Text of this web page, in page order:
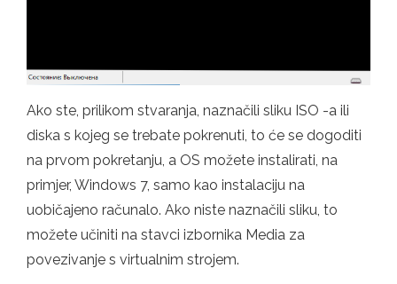
Ako ste, prilikom stvaranja, naznačili sliku ISO -a ili
diska s kojeg se trebate pokrenuti, to će se dogoditi
na prvom pokretanju, a OS možete instalirati, na
primjer, Windows 7, samo kao instalaciju na
uobičajeno računalo. Ako niste naznačili sliku, to
možete učiniti na stavci izbornika Media za
povezivanje s virtualnim strojem.